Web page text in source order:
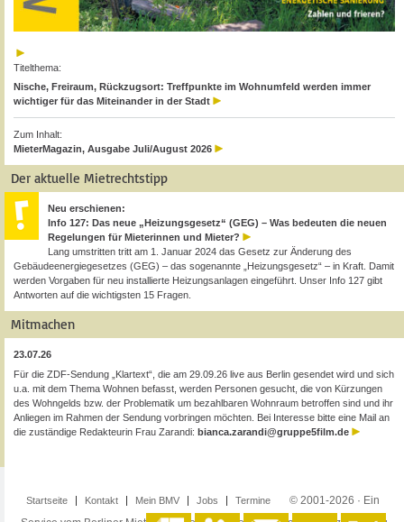
Titelthema:
Nische, Freiraum, Rückzugsort: Treffpunkte im Wohnumfeld werden immer
wichtiger für das Miteinander in der Stadt
Zum Inhalt:
MieterMagazin, Ausgabe Juli/August 2026
Der aktuelle Mietrechtstipp
Neu erschienen:
Info 127: Das neue „Heizungsgesetz“ (GEG) – Was bedeuten die neuen
Regelungen für Mieterinnen und Mieter?
Lang umstritten tritt am 1. Januar 2024 das Gesetz zur Änderung des
Gebäudeenergiegesetzes (GEG) – das sogenannte „Heizungsgesetz“ – in Kraft. Damit
werden Vorgaben für neu installierte Heizungsanlagen eingeführt. Unser Info 127 gibt
Antworten auf die wichtigsten 15 Fragen.
Mitmachen
23.07.26
Für die ZDF-Sendung „Klartext“, die am 29.09.26 live aus Berlin gesendet wird und sich
u.a. mit dem Thema Wohnen befasst, werden Personen gesucht, die von Kürzungen
des Wohngelds bzw. der Problematik um bezahlbaren Wohnraum betroffen sind und ihr
Anliegen im Rahmen der Sendung vorbringen möchten. Bei Interesse bitte eine Mail an
die zuständige Redakteurin Frau Zarandi: bianca.zarandi@gruppe5film.de
Startseite Kontakt Mein BMV Jobs Termine
© 2001-2026 · Ein